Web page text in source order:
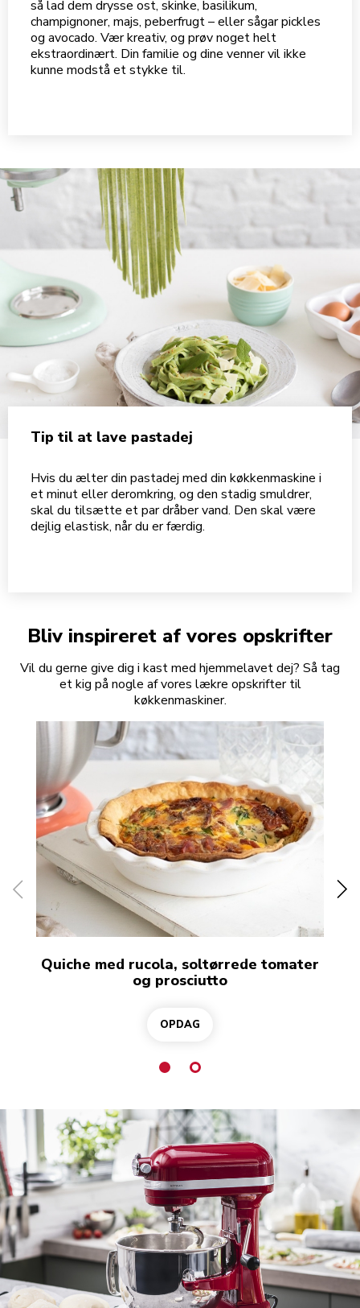
så lad dem drysse ost, skinke, basilikum,
champignoner, majs, peberfrugt – eller sågar pickles
og avocado. Vær kreativ, og prøv noget helt
ekstraordinært. Din familie og dine venner vil ikke
kunne modstå et stykke til.
Tip til at lave pastadej
Hvis du ælter din pastadej med din køkkenmaskine i
et minut eller deromkring, og den stadig smuldrer,
skal du tilsætte et par dråber vand. Den skal være
dejlig elastisk, når du er færdig.
Bliv inspireret af vores opskrifter
Vil du gerne give dig i kast med hjemmelavet dej? Så tag
et kig på nogle af vores lækre opskrifter til
køkkenmaskiner.
Quiche med rucola, soltørrede tomater
og prosciutto
OPDAG